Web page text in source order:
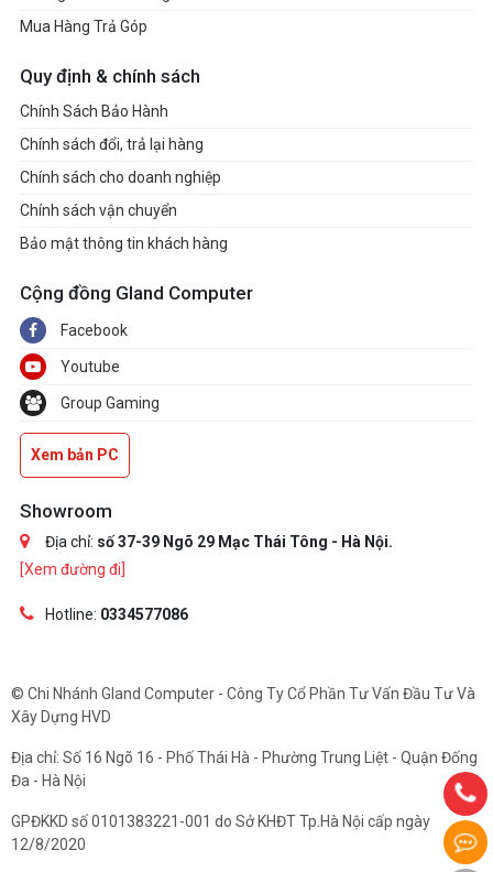
Mua Hàng Trả Góp
Quy định & chính sách
Chính Sách Bảo Hành
Chính sách đổi, trả lại hàng
Chính sách cho doanh nghiệp
Chính sách vận chuyển
Bảo mật thông tin khách hàng
Cộng đồng Gland Computer
Facebook
Youtube
Group Gaming
Xem bản PC
Showroom
Địa chỉ: số 37-39 Ngõ 29 Mạc Thái Tông - Hà Nội.
[Xem đường đi]
Hotline: 0334577086
© Chi Nhánh Gland Computer - Công Ty Cổ Phần Tư Vấn Đầu Tư Và
Xây Dựng HVD
Địa chỉ: Số 16 Ngõ 16 - Phố Thái Hà - Phường Trung Liệt - Quận Đống
Đa - Hà Nội
GPĐKKD số 0101383221-001 do Sở KHĐT Tp.Hà Nội cấp ngày
12/8/2020